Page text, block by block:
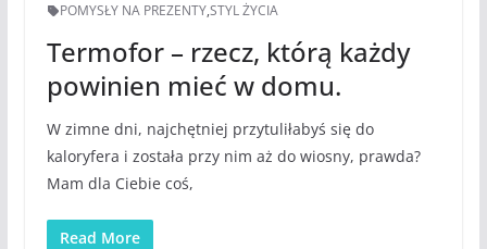
POMYSŁY NA PREZENTY,STYL ŻYCIA
Termofor – rzecz, którą każdy
powinien mieć w domu.
W zimne dni, najchętniej przytuliłabyś się do
kaloryfera i została przy nim aż do wiosny, prawda?
Mam dla Ciebie coś,
Read More